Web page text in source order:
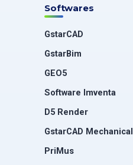
Softwares
GstarCAD
GstarBim
GEO5
Software Imventa
D5 Render
GstarCAD Mechanical
PriMus